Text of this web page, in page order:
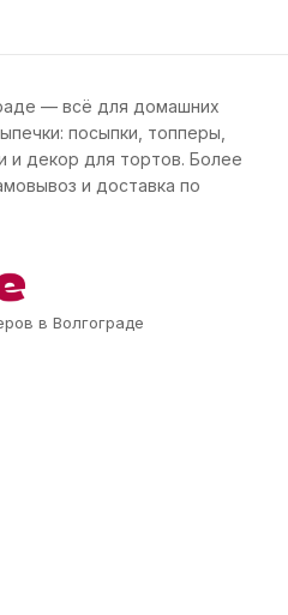
— всё для домашних
посыпки, топперы,
и декор для тортов. Более
и доставка по
в Волгограде